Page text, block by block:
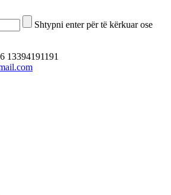
Shtypni enter për të kërkuar ose
13394191191